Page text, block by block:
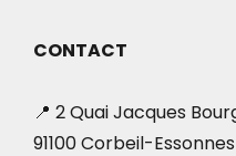
CONTACT
📍 2 Quai Jacques
91100 Corbeil-Essonnes